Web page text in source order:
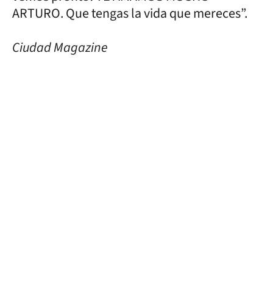
ARTURO. Que tengas la vida que mereces”.
Ciudad Magazine